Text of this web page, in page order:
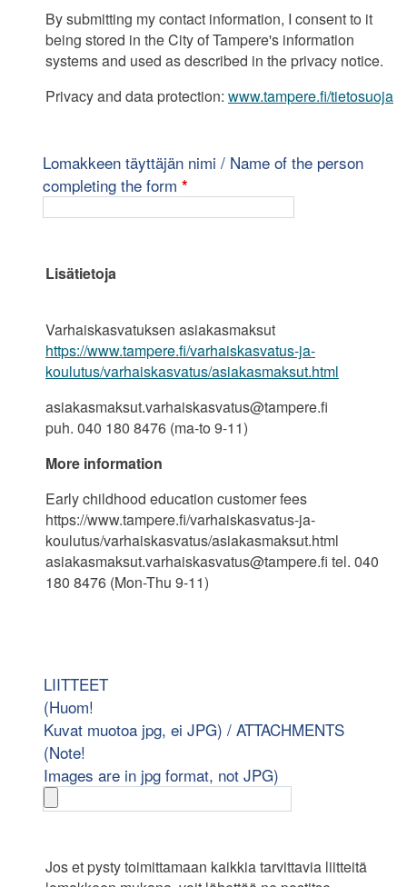
By submitting my contact information, I consent to it
being stored in the City of Tampere's information
systems and used as described in the privacy notice.
Privacy and data protection: www.tampere.fi/tietosuoja
Lomakkeen täyttäjän nimi / Name of the person
completing the form *
Lisätietoja
Varhaiskasvatuksen asiakasmaksut
https://www.tampere.fi/varhaiskasvatus-ja-
koulutus/varhaiskasvatus/asiakasmaksut.html
asiakasmaksut.varhaiskasvatus@tampere.fi
puh. 040 180 8476 (ma-to 9-11)
More information
Early childhood education customer fees
https://www.tampere.fi/varhaiskasvatus-ja-
koulutus/varhaiskasvatus/asiakasmaksut.html
asiakasmaksut.varhaiskasvatus@tampere.fi tel. 040
180 8476 (Mon-Thu 9-11)
LIITTEET
(Huom!
Kuvat muotoa jpg, ei JPG) / ATTACHMENTS
(Note!
Images are in jpg format, not JPG)
Jos et pysty toimittamaan kaikkia tarvittavia liitteitä